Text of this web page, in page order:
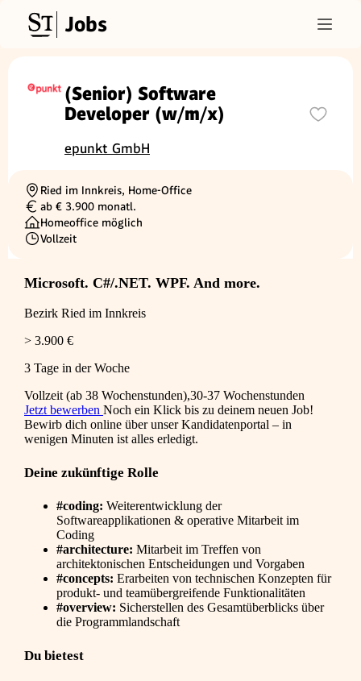
Jobs
(Senior) Software
Developer (w/m/x)
epunkt GmbH
Ortschaft
Ried im Innkreis, Home-Office
Gehalt
ab € 3.900 monatl.
Homeoffice möglich
Beschäftigungsart
Vollzeit
Microsoft. C#/.NET. WPF. And more.
Bezirk Ried im Innkreis
> 3.900 €
3 Tage in der Woche
Vollzeit (ab 38 Wochenstunden),30-37 Wochenstunden
Jetzt bewerben Noch ein Klick bis zu deinem neuen Job!
Bewirb dich online über unser Kandidatenportal – in
wenigen Minuten ist alles erledigt.
Deine zukünftige Rolle
#coding: Weiterentwicklung der
Softwareapplikationen & operative Mitarbeit im
Coding
#architecture: Mitarbeit im Treffen von
architektonischen Entscheidungen und Vorgaben
#concepts: Erarbeiten von technischen Konzepten für
produkt- und teamübergreifende Funktionalitäten
#overview: Sicherstellen des Gesamtüberblicks über
die Programmlandschaft
Du bietest